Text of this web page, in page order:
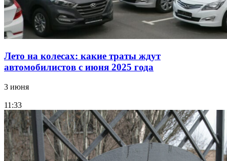
Лето на колесах: какие траты ждут
автомобилистов с июня 2025 года
3 июня
11:33